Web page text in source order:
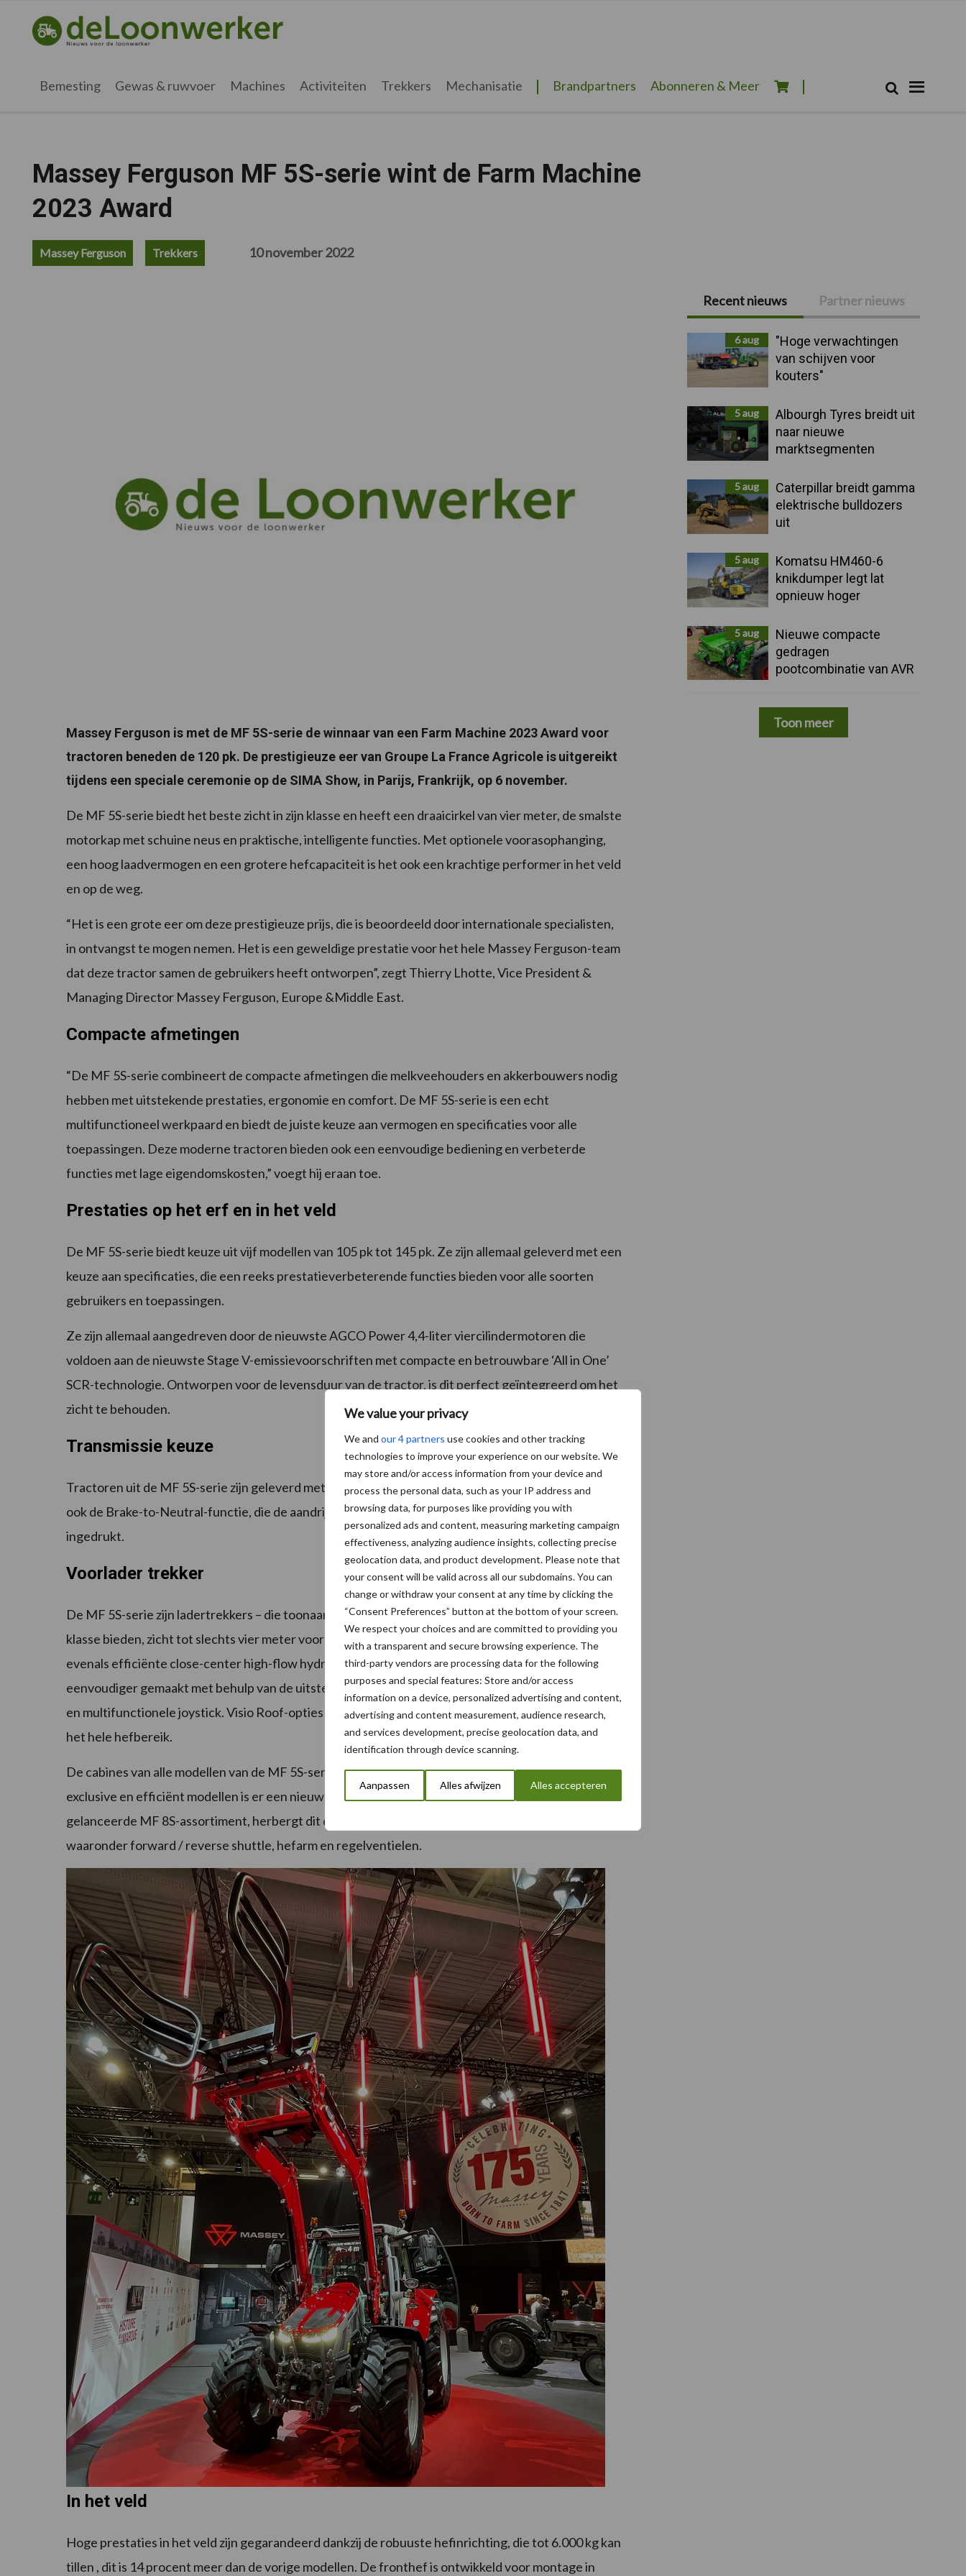
We value your privacy
We and our 4 partners use cookies and other tracking
technologies to improve your experience on our website. We
may store and/or access information from your device and
process the personal data, such as your IP address and
browsing data, for purposes like providing you with
personalized ads and content, measuring marketing campaign
effectiveness, analyzing audience insights, collecting precise
geolocation data, and product development. Please note that
your consent will be valid across all our subdomains. You can
change or withdraw your consent at any time by clicking the
“Consent Preferences” button at the bottom of your screen.
We respect your choices and are committed to providing you
with a transparent and secure browsing experience. The
third-party vendors are processing data for the following
purposes and special features: Store and/or access
information on a device, personalized advertising and content,
advertising and content measurement, audience research,
and services development, precise geolocation data, and
identification through device scanning.
Aanpassen Alles afwijzen Alles accepteren
hoofdnavigatie
hoofd
eerste
voettekst
deloonwerker.nl
Bemesting Gewas & ruwvoer Machines Activiteiten Trekkers Mechanisatie Brandpartners Abonneren & Meer Zoek
Massey Ferguson MF 5S-serie wint de Farm Machine
2023 Award
Massey Ferguson Trekkers 10 november 2022
Massey Ferguson is met de MF 5S-serie de winnaar van een Farm Machine 2023 Award voor
tractoren beneden de 120 pk. De prestigieuze eer van Groupe La France Agricole isuitgereikt
tijdens een speciale ceremonie op de SIMA Show, in Parijs, Frankrijk, op 6 november.
De MF 5S-serie biedt het beste zicht in zijn klasse en heeft een draaicirkel van vier meter, de smalste
motorkap met schuine neus en praktische, intelligente functies. Met optionele voorasophanging,
een hoog laadvermogen en een grotere hefcapaciteit is het ook een krachtige performer in het veld
en op de weg.
“Het is een grote eer om deze prestigieuze prijs, die is beoordeeld door internationale specialisten,
in ontvangst te mogen nemen. Het is een geweldige prestatie voor het hele Massey Ferguson-team
dat deze tractor samen de gebruikers heeft ontworpen”, zegt Thierry Lhotte, Vice President &
Managing Director Massey Ferguson, Europe &Middle East.
Compacte afmetingen
“De MF 5S-serie combineert de compacte afmetingen die melkveehouders en akkerbouwers nodig
hebben met uitstekende prestaties, ergonomie en comfort. De MF 5S-serie is een echt
multifunctioneel werkpaard en biedt de juiste keuze aan vermogen en specificaties voor alle
toepassingen. Deze moderne tractoren bieden ook een eenvoudige bediening en verbeterde
functies met lage eigendomskosten,” voegt hij eraan toe.
Prestaties op het erf en in het veld
De MF 5S-serie biedt keuze uit vijf modellen van 105 pk tot 145 pk. Ze zijn allemaal geleverd met een
keuze aan specificaties, die een reeks prestatieverbeterende functies bieden voor alle soorten
gebruikers en toepassingen.
Ze zijn allemaal aangedreven door de nieuwste AGCO Power 4,4-liter viercilindermotoren die
voldoen aan de nieuwste Stage V-emissievoorschriften met compacte en betrouwbare ‘All in One’
SCR-technologie. Ontworpen voor de levensduur van de tractor, is dit perfect geïntegreerd om het
zicht te behouden.
Transmissie keuze
Tractoren uit de MF 5S-serie zijn geleverd met een keuze uit de Dyna-4 of Dyna-6 SuperEco. Er is
ook de Brake-to-Neutral-functie, die de aandrijving uitschakelt wanneer de remmen worden
ingedrukt.
Voorlader trekker
De MF 5S-serie zijn ladertrekkers – die toonaangevende wendbaarheid en het beste zicht in zijn
klasse bieden, zicht tot slechts vier meter voor de slanke motorkap dankzij de steile motorkap,
evenals efficiënte close-center high-flow hydrauliek tot 110 liter /min. Laadbewerkingen zijn veel
eenvoudiger gemaakt met behulp van de uitstekende transmissiebedieningen en brake-to-neutral
en multifunctionele joystick. Visio Roof-opties bieden ook een duidelijk zicht op de voorlader over
het hele hefbereik.
De cabines van alle modellen van de MF 5S-serie zijn uitgerust volgens hoge specificaties en voor
exclusive en efficiënt modellen is er een nieuwe armleuning. Zoals gebruikt in het onlangs
gelanceerde MF 8S-assortiment, herbergt dit de Multipad-joystick die een aantal functies bestuurt,
waaronder forward / reverse shuttle, hefarm en regelventielen.
In het veld
Hoge prestaties in het veld zijn gegarandeerd dankzij de robuuste hefinrichting, die tot 6.000 kg kan
tillen , dit is 14 procent meer dan de vorige modellen. De fronthef is ontwikkeld voor montage in
Primaire
Sidebar
Recent nieuws Partner nieuws
6 aug
"Hoge verwachtingen
van schijven voor
kouters"
5 aug
Albourgh Tyres breidt uit
naar nieuwe
marktsegmenten
5 aug
Caterpillar breidt gamma
elektrische bulldozers
uit
5 aug
Komatsu HM460-6
knikdumper legt lat
opnieuw hoger
5 aug
Nieuwe compacte
gedragen
pootcombinatie van AVR
Toon meer